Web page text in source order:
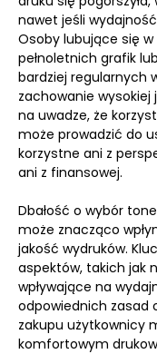
nawet jeśli
Osoby lubujące się
pełnoletnich grafik
bardziej regularnych
zachowanie
na uwadze, że
może prowadzić do
korzystne ani z
ani z finansowej.
Dbałość o wybór
może znacząco
jakość wydruków.
aspektów, takich jak
wpływające na
odpowiednich zasad
zakupu użytkownicy
komfortowym